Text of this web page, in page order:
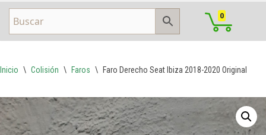
0
Inicio \ Colisión \ Faros \ Faro Derecho Seat Ibiza 2018-2020 Original